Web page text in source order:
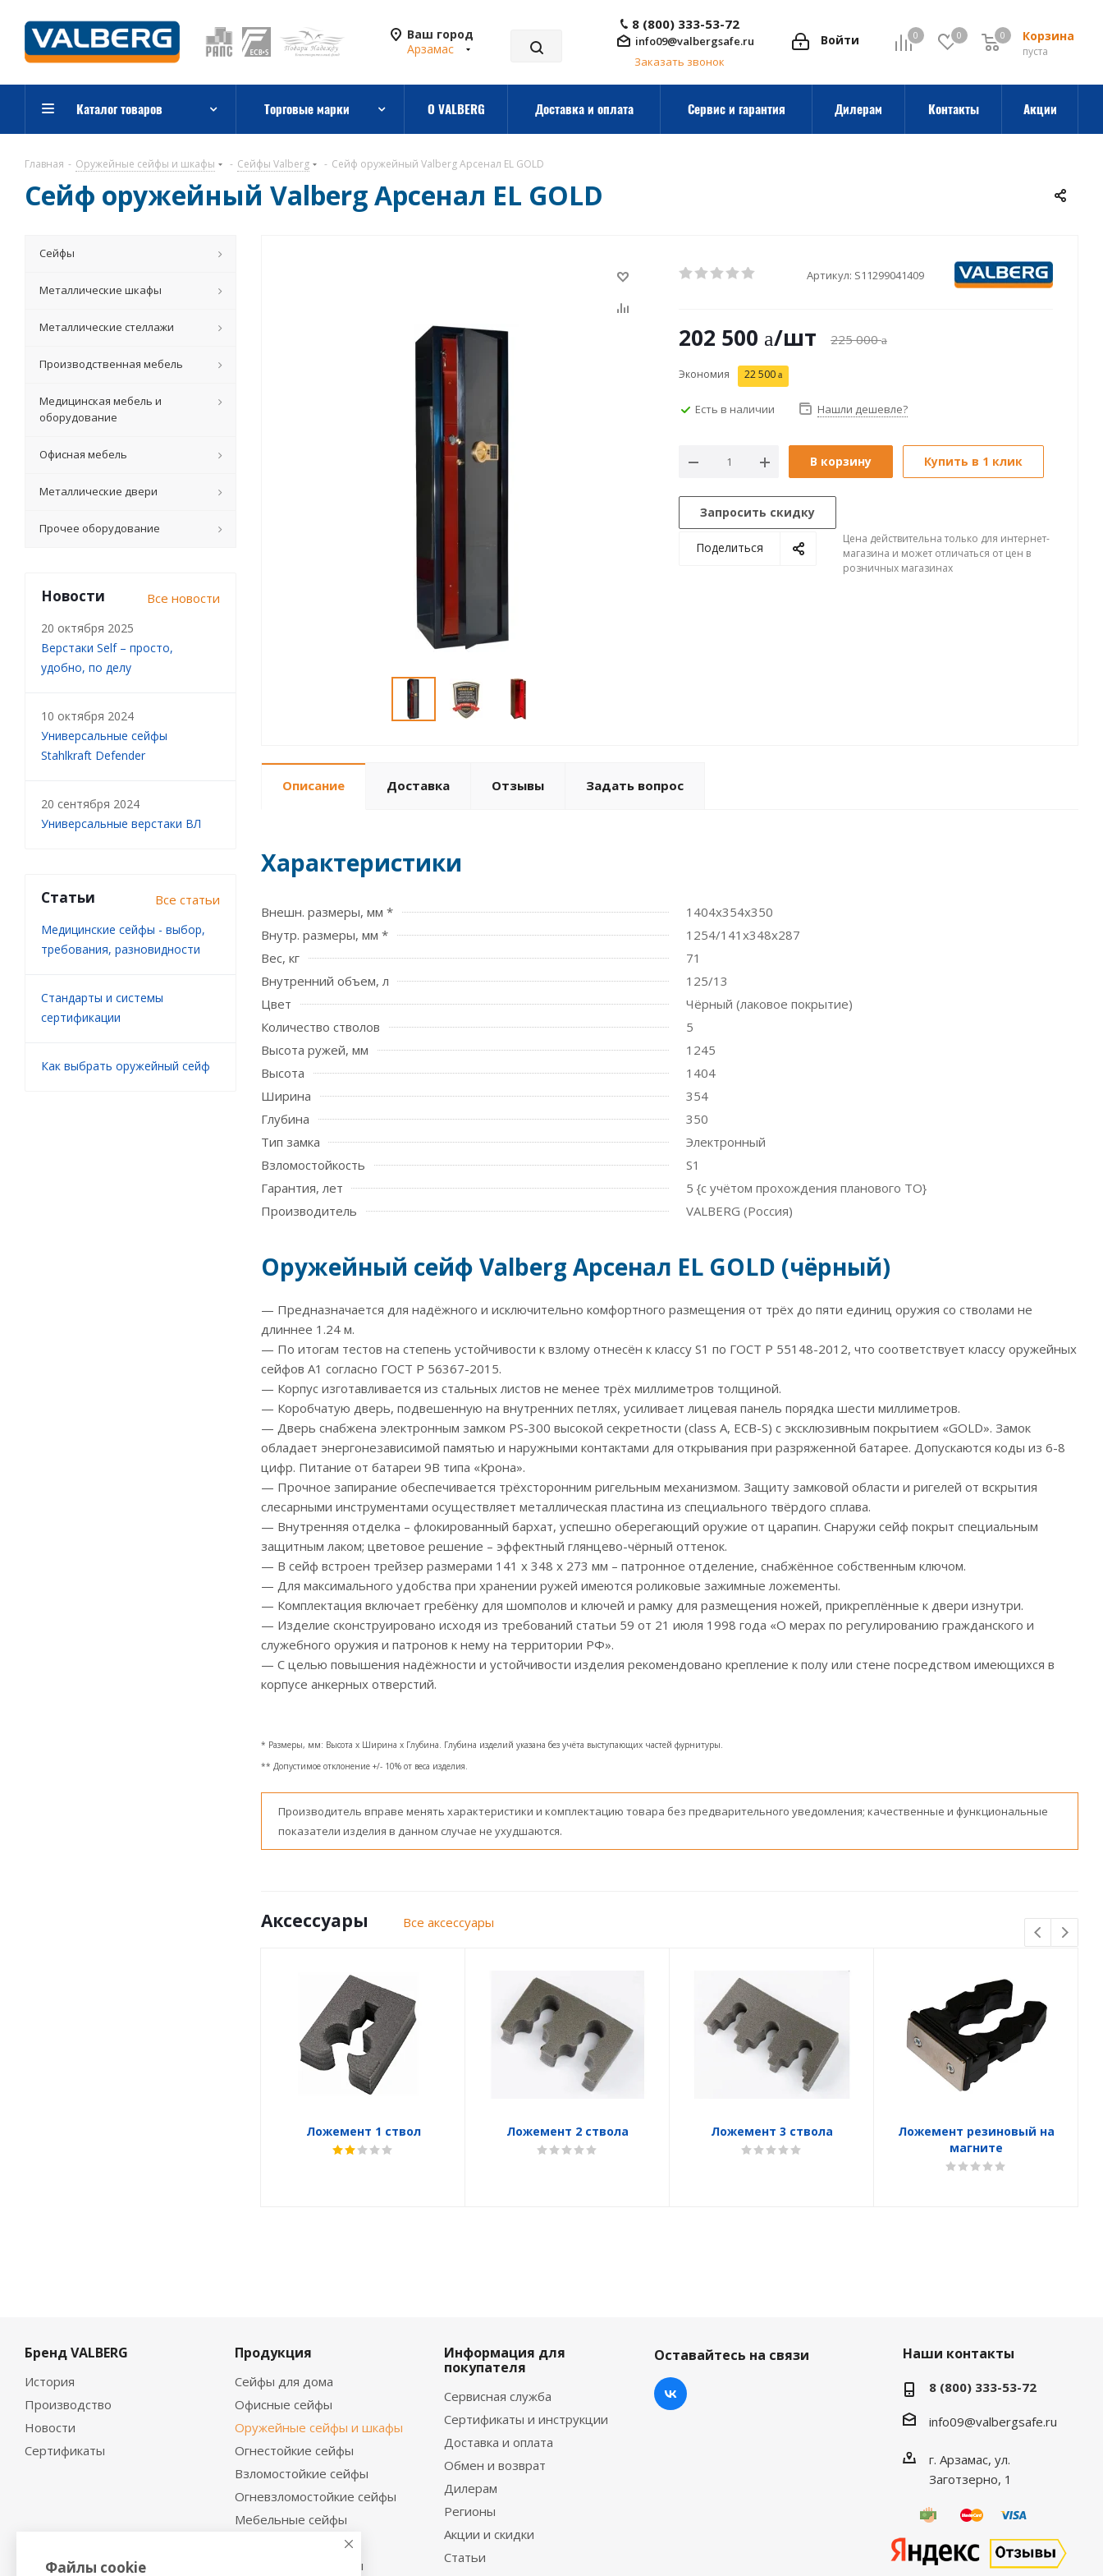
Ваш город
Арзамас
0 0 Корзина
0
пуста
0
Войти
8 (800) 333-53-72
info09@valbergsafe.ru
Заказать звонок
Каталог товаров Торговые марки О VALBERG Доставка и оплата Сервис и гарантия Дилерам Контакты Акции
Главная - Оружейные сейфы и шкафы - Сейфы Valberg - Сейф оружейный Valberg Арсенал EL GOLD
Сейф оружейный Valberg Арсенал EL GOLD
Артикул: S11299041409
202 500 /шт 225 000
Экономия 22 500
Есть в наличии Нашли дешевле?
В корзину Купить в 1 клик
Запросить скидку
Поделиться
Цена действительна только для интернет-
магазина и может отличаться от цен в
розничных магазинах
Описание Доставка Отзывы Задать вопрос
Характеристики
Внешн. размеры, мм *
1404x354x350
Внутр. размеры, мм *
1254/141x348x287
Вес, кг
71
Внутренний объем, л
125/13
Цвет
Чёрный (лаковое покрытие)
Количество стволов
5
Высота ружей, мм
1245
Высота
1404
Ширина
354
Глубина
350
Тип замка
Электронный
Взломостойкость
S1
Гарантия, лет
5 {с учётом прохождения планового ТО}
Производитель
VALBERG (Россия)
Оружейный сейф Valberg Арсенал EL GOLD (чёрный)
— Предназначается для надёжного и исключительно комфортного размещения от трёх до пяти единиц оружия со стволами не
длиннее 1.24 м.
— По итогам тестов на степень устойчивости к взлому отнесён к классу S1 по ГОСТ Р 55148-2012, что соответствует классу оружейных
сейфов А1 согласно ГОСТ Р 56367-2015.
— Корпус изготавливается из стальных листов не менее трёх миллиметров толщиной.
— Коробчатую дверь, подвешенную на внутренних петлях, усиливает лицевая панель порядка шести миллиметров.
— Дверь снабжена электронным замком PS-300 высокой секретности (class A, ECB-S) с эксклюзивным покрытием «GOLD». Замок
обладает энергонезависимой памятью и наружными контактами для открывания при разряженной батарее. Допускаются коды из 6-8
цифр. Питание от батареи 9В типа «Крона».
— Прочное запирание обеспечивается трёхсторонним ригельным механизмом. Защиту замковой области и ригелей от вскрытия
слесарными инструментами осуществляет металлическая пластина из специального твёрдого сплава.
— Внутренняя отделка – флокированный бархат, успешно оберегающий оружие от царапин. Снаружи сейф покрыт специальным
защитным лаком; цветовое решение – эффектный глянцево-чёрный оттенок.
— В сейф встроен трейзер размерами 141 x 348 x 273 мм – патронное отделение, снабжённое собственным ключом.
— Для максимального удобства при хранении ружей имеются роликовые зажимные ложементы.
— Комплектация включает гребёнку для шомполов и ключей и рамку для размещения ножей, прикреплённые к двери изнутри.
— Изделие сконструировано исходя из требований статьи 59 от 21 июля 1998 года «О мерах по регулированию гражданского и
служебного оружия и патронов к нему на территории РФ».
— С целью повышения надёжности и устойчивости изделия рекомендовано крепление к полу или стене посредством имеющихся в
корпусе анкерных отверстий.
* Размеры, мм: Высота x Ширина x Глубина. Глубина изделий указана без учёта выступающих частей фурнитуры.
** Допустимое отклонение +/- 10% от веса изделия.
Производитель вправе менять характеристики и комплектацию товара без предварительного уведомления; качественные и функциональные
показатели изделия в данном случае не ухудшаются.
Аксессуары Все аксессуары
Ложемент 1 ствол Ложемент 2 ствола Ложемент 3 ствола
Ложемент резиновый на
магните
Сейфы
Металлические шкафы
Металлические стеллажи
Производственная мебель
Медицинская мебель и
оборудование
Офисная мебель
Металлические двери
Прочее оборудование
Новости Все новости
20 октября 2025
Верстаки Self – просто,
удобно, по делу
10 октября 2024
Универсальные сейфы
Stahlkraft Defender
20 сентября 2024
Универсальные верстаки ВЛ
Статьи Все статьи
Медицинские сейфы - выбор,
требования, разновидности
Стандарты и системы
сертификации
Как выбрать оружейный сейф
Бренд VALBERG
История
Производство
Новости
Сертификаты
Продукция
Сейфы для дома
Офисные сейфы
Оружейные сейфы и шкафы
Огнестойкие сейфы
Взломостойкие сейфы
Огневзломостойкие сейфы
Мебельные сейфы
Депозитные сейфы
Встраиваемые сейфы
Информация для
покупателя
Сервисная служба
Сертификаты и инструкции
Доставка и оплата
Обмен и возврат
Дилерам
Регионы
Акции и скидки
Статьи
Оставайтесь на связи Наши контакты
8 (800) 333-53-72
info09@valbergsafe.ru
г. Арзамас, ул.
Заготзерно, 1
Файлы cookie